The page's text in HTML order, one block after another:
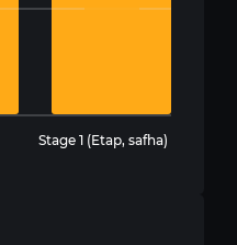
Stage 1 (Etap, safha)